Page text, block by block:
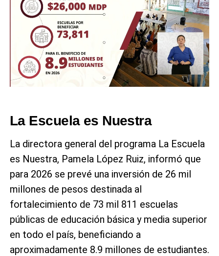
La Escuela es Nuestra
La directora general del programa La Escuela
es Nuestra, Pamela López Ruiz, informó que
para 2026 se prevé una inversión de 26 mil
millones de pesos destinada al
fortalecimiento de 73 mil 811 escuelas
públicas de educación básica y media superior
en todo el país, beneficiando a
aproximadamente 8.9 millones de estudiantes.